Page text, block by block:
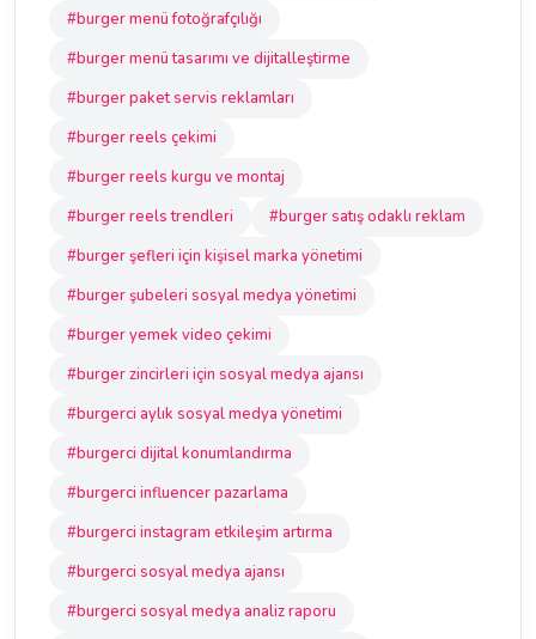
#burger menü fotoğrafçılığı
#burger menü tasarımı ve dijitalleştirme
#burger paket servis reklamları
#burger reels çekimi
#burger reels kurgu ve montaj
#burger reels trendleri
#burger satış odaklı reklam
#burger şefleri için kişisel marka yönetimi
#burger şubeleri sosyal medya yönetimi
#burger yemek video çekimi
#burger zincirleri için sosyal medya ajansı
#burgerci aylık sosyal medya yönetimi
#burgerci dijital konumlandırma
#burgerci influencer pazarlama
#burgerci instagram etkileşim artırma
#burgerci sosyal medya ajansı
#burgerci sosyal medya analiz raporu